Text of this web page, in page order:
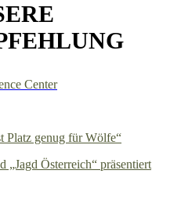
Center
Platz genug für Wölfe“
Österreich“ präsentiert